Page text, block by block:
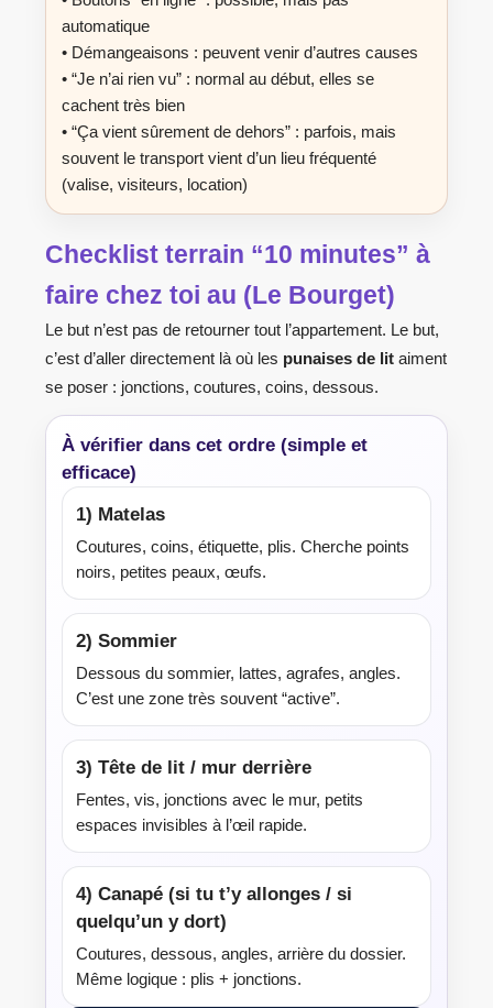
automatique
• Démangeaisons : peuvent venir d’autres causes
• “Je n’ai rien vu” : normal au début, elles se
cachent très bien
• “Ça vient sûrement de dehors” : parfois, mais
souvent le transport vient d’un lieu fréquenté
(valise, visiteurs, location)
Checklist terrain “10 minutes” à
faire chez toi au (Le Bourget)
Le but n’est pas de retourner tout l’appartement. Le but,
c’est d’aller directement là où les punaises de lit aiment
se poser : jonctions, coutures, coins, dessous.
À vérifier dans cet ordre (simple et
efficace)
1) Matelas
Coutures, coins, étiquette, plis. Cherche points
noirs, petites peaux, œufs.
2) Sommier
Dessous du sommier, lattes, agrafes, angles.
C’est une zone très souvent “active”.
3) Tête de lit / mur derrière
Fentes, vis, jonctions avec le mur, petits
espaces invisibles à l’œil rapide.
4) Canapé (si tu t’y allonges / si
quelqu’un y dort)
Coutures, dessous, angles, arrière du dossier.
Même logique : plis + jonctions.